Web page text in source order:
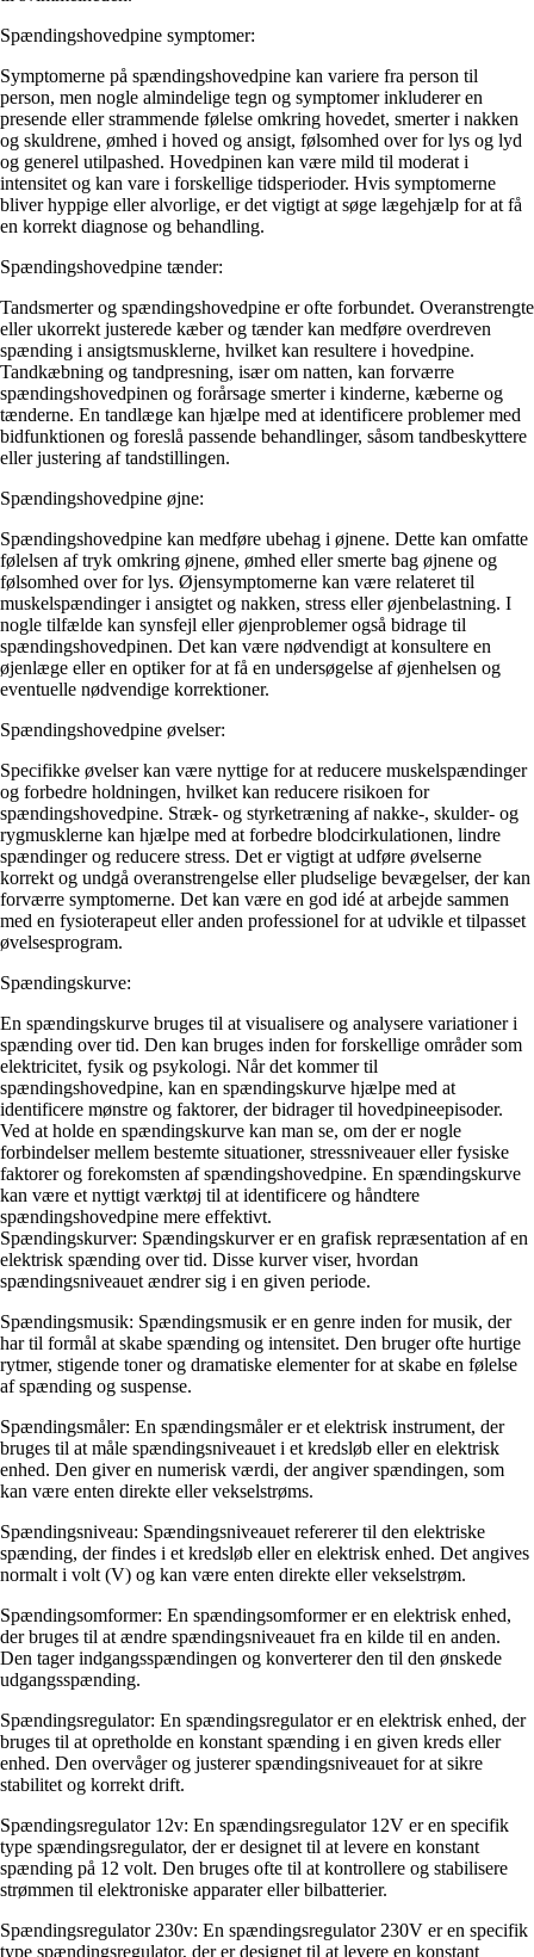
Spændingshovedpine symptomer:
Symptomerne på spændingshovedpine kan variere fra person til
person, men nogle almindelige tegn og symptomer inkluderer en
presende eller strammende følelse omkring hovedet, smerter i nakken
og skuldrene, ømhed i hoved og ansigt, følsomhed over for lys og lyd
og generel utilpashed. Hovedpinen kan være mild til moderat i
intensitet og kan vare i forskellige tidsperioder. Hvis symptomerne
bliver hyppige eller alvorlige, er det vigtigt at søge lægehjælp for at få
en korrekt diagnose og behandling.
Spændingshovedpine tænder:
Tandsmerter og spændingshovedpine er ofte forbundet. Overanstrengte
eller ukorrekt justerede kæber og tænder kan medføre overdreven
spænding i ansigtsmusklerne, hvilket kan resultere i hovedpine.
Tandkæbning og tandpresning, især om natten, kan forværre
spændingshovedpinen og forårsage smerter i kinderne, kæberne og
tænderne. En tandlæge kan hjælpe med at identificere problemer med
bidfunktionen og foreslå passende behandlinger, såsom tandbeskyttere
eller justering af tandstillingen.
Spændingshovedpine øjne:
Spændingshovedpine kan medføre ubehag i øjnene. Dette kan omfatte
følelsen af ​​tryk omkring øjnene, ømhed eller smerte bag øjnene og
følsomhed over for lys. Øjensymptomerne kan være relateret til
muskelspændinger i ansigtet og nakken, stress eller øjenbelastning. I
nogle tilfælde kan synsfejl eller øjenproblemer også bidrage til
spændingshovedpinen. Det kan være nødvendigt at konsultere en
øjenlæge eller en optiker for at få en undersøgelse af øjenhelsen og
eventuelle nødvendige korrektioner.
Spændingshovedpine øvelser:
Specifikke øvelser kan være nyttige for at reducere muskelspændinger
og forbedre holdningen, hvilket kan reducere risikoen for
spændingshovedpine. Stræk- og styrketræning af nakke-, skulder- og
rygmusklerne kan hjælpe med at forbedre blodcirkulationen, lindre
spændinger og reducere stress. Det er vigtigt at udføre øvelserne
korrekt og undgå overanstrengelse eller pludselige bevægelser, der kan
forværre symptomerne. Det kan være en god idé at arbejde sammen
med en fysioterapeut eller anden professionel for at udvikle et tilpasset
øvelsesprogram.
Spændingskurve:
En spændingskurve bruges til at visualisere og analysere variationer i
spænding over tid. Den kan bruges inden for forskellige områder som
elektricitet, fysik og psykologi. Når det kommer til
spændingshovedpine, kan en spændingskurve hjælpe med at
identificere mønstre og faktorer, der bidrager til hovedpineepisoder.
Ved at holde en spændingskurve kan man se, om der er nogle
forbindelser mellem bestemte situationer, stressniveauer eller fysiske
faktorer og forekomsten af spændingshovedpine. En spændingskurve
kan være et nyttigt værktøj til at identificere og håndtere
spændingshovedpine mere effektivt.
Spændingskurver: Spændingskurver er en grafisk repræsentation af en
elektrisk spænding over tid. Disse kurver viser, hvordan
spændingsniveauet ændrer sig i en given periode.
Spændingsmusik: Spændingsmusik er en genre inden for musik, der
har til formål at skabe spænding og intensitet. Den bruger ofte hurtige
rytmer, stigende toner og dramatiske elementer for at skabe en følelse
af spænding og suspense.
Spændingsmåler: En spændingsmåler er et elektrisk instrument, der
bruges til at måle spændingsniveauet i et kredsløb eller en elektrisk
enhed. Den giver en numerisk værdi, der angiver spændingen, som
kan være enten direkte eller vekselstrøms.
Spændingsniveau: Spændingsniveauet refererer til den elektriske
spænding, der findes i et kredsløb eller en elektrisk enhed. Det angives
normalt i volt (V) og kan være enten direkte eller vekselstrøm.
Spændingsomformer: En spændingsomformer er en elektrisk enhed,
der bruges til at ændre spændingsniveauet fra en kilde til en anden.
Den tager indgangsspændingen og konverterer den til den ønskede
udgangsspænding.
Spændingsregulator: En spændingsregulator er en elektrisk enhed, der
bruges til at opretholde en konstant spænding i en given kreds eller
enhed. Den overvåger og justerer spændingsniveauet for at sikre
stabilitet og korrekt drift.
Spændingsregulator 12v: En spændingsregulator 12V er en specifik
type spændingsregulator, der er designet til at levere en konstant
spænding på 12 volt. Den bruges ofte til at kontrollere og stabilisere
strømmen til elektroniske apparater eller bilbatterier.
Spændingsregulator 230v: En spændingsregulator 230V er en specifik
type spændingsregulator, der er designet til at levere en konstant